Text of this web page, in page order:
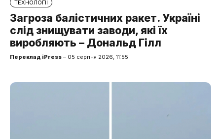
ТЕХНОЛОГІЇ
Загроза балістичних ракет. Україні
слід знищувати заводи, які їх
виробляють – Дональд Гілл
Переклад iPress – 05 серпня 2026, 11:55